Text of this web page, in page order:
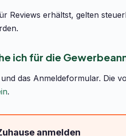
Reviews erhältst, gelten
ich für die
das Anmeldeformular. Die
.
anmelden